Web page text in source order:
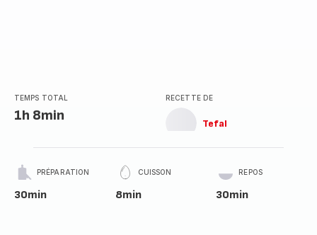
TEMPS TOTAL
1h 8min
RECETTE DE
Tefal
PRÉPARATION
30min
CUISSON
8min
REPOS
30min